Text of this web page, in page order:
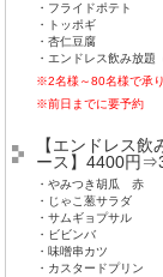
・フライドポテト
・トッポギ
・杏仁豆腐
・エンドレス飲み放題
※2名様～80名様で承
※前日までに要予約
【エンドレス
ース】4400円
・やみつき胡瓜 赤
・じゃこ葱サラダ
・サムギョプサル
・ビビンバ
・味噌串カツ
・カスタードプリン